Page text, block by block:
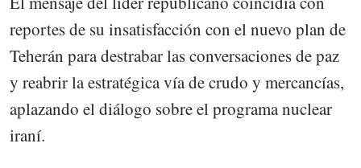
reportes de su insatisfacción con el nuevo plan de
Teherán para destrabar las conversaciones de paz
y reabrir la estratégica vía de crudo y mercancías,
aplazando el diálogo sobre el programa nuclear
iraní.